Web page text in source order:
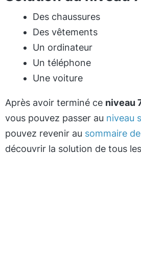
Des chaussures
Des vêtements
Un ordinateur
Un téléphone
Une voiture
Après avoir terminé ce niveau
vous pouvez passer au niveau
pouvez revenir au sommaire
découvrir la solution de tous